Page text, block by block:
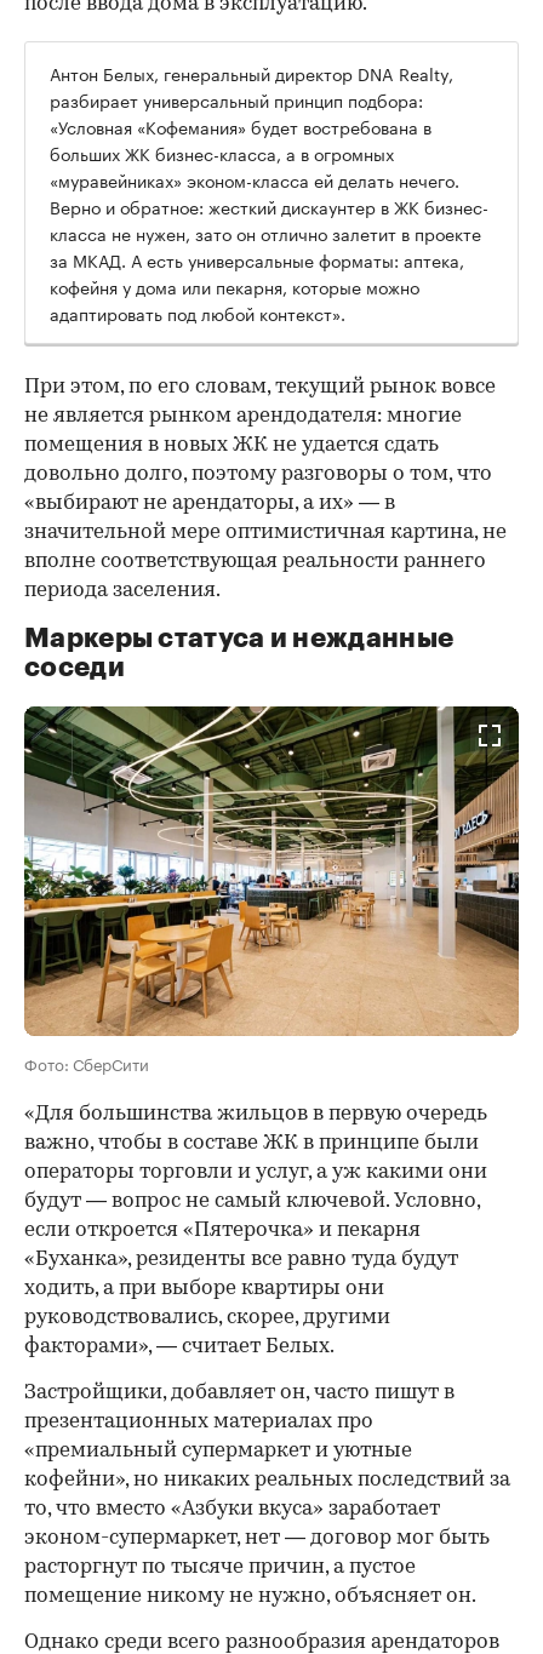
после ввода дома в эксплуатацию.
Антон Белых, генеральный директор DNA Realty,
разбирает универсальный принцип подбора:
«Условная «Кофемания» будет востребована в
больших ЖК бизнес-класса, а в огромных
«муравейниках» эконом-класса ей делать нечего.
Верно и обратное: жесткий дискаунтер в ЖК бизнес-
класса не нужен, зато он отлично залетит в проекте
за МКАД. А есть универсальные форматы: аптека,
кофейня у дома или пекарня, которые можно
адаптировать под любой контекст».
При этом, по его словам, текущий рынок вовсе
не является рынком арендодателя: многие
помещения в новых ЖК не удается сдать
довольно долго, поэтому разговоры о том, что
«выбирают не арендаторы, а их» — в
значительной мере оптимистичная картина, не
вполне соответствующая реальности раннего
периода заселения.
Маркеры статуса и нежданные
соседи
Фото: СберСити
«Для большинства жильцов в первую очередь
важно, чтобы в составе ЖК в принципе были
операторы торговли и услуг, а уж какими они
будут — вопрос не самый ключевой. Условно,
если откроется «Пятерочка» и пекарня
«Буханка», резиденты все равно туда будут
ходить, а при выборе квартиры они
руководствовались, скорее, другими
факторами», — считает Белых.
Застройщики, добавляет он, часто пишут в
презентационных материалах про
«премиальный супермаркет и уютные
кофейни», но никаких реальных последствий за
то, что вместо «Азбуки вкуса» заработает
эконом-супермаркет, нет — договор мог быть
расторгнут по тысяче причин, а пустое
помещение никому не нужно, объясняет он.
Однако среди всего разнообразия арендаторов